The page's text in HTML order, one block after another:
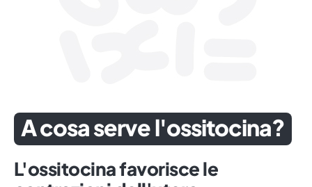
A cosa serve l'ossitocina?
L'ossitocina favorisce le